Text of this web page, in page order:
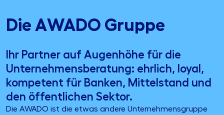
Die AWADO Gruppe
Ihr Partner auf Augenhöhe für die
Unternehmensberatung: ehrlich, loyal,
kompetent für Banken, Mittelstand und
den öffentlichen Sektor.
Die AWADO ist die etwas andere Unternehmensgruppe